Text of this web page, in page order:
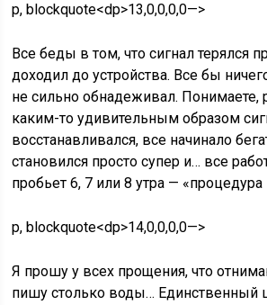
p, blockquote<dp>13,0,0,0,0—>
Все беды в том, что сигнал терялся
доходил до устройства. Все бы
не сильно обнадеживал. Понимаете,
каким-то удивительным образом
восстанавливался, все начинало
становился просто супер и… все
пробьет 6, 7 или 8 утра —
p, blockquote<dp>14,0,0,0,0—>
Я прошу у всех прощения, что
пишу столько воды… Единственный